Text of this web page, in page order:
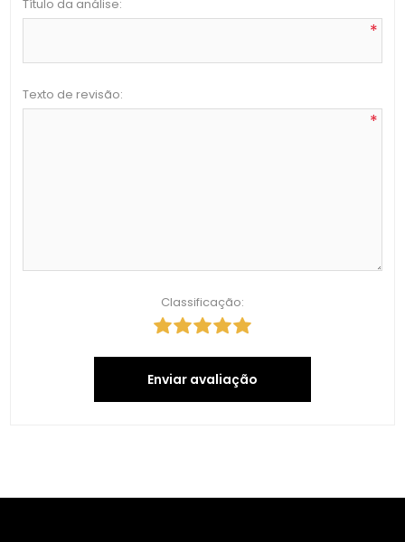
Título da análise:
*
Texto de revisão:
*
Classificação:
Enviar avaliação